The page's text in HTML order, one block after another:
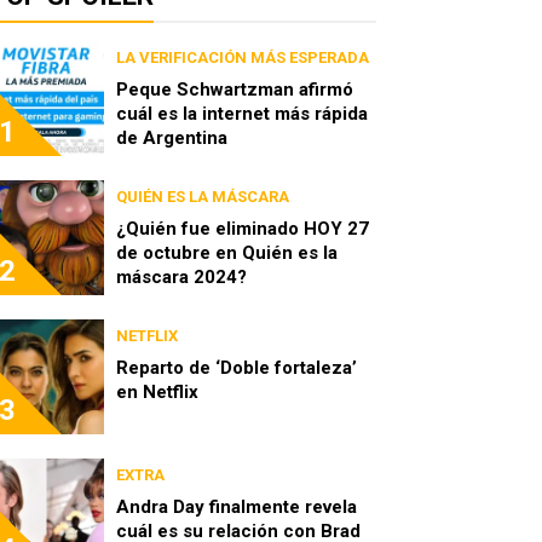
1
LA VERIFICACIÓN MÁS ESPERADA
Peque Schwartzman afirmó
cuál es la internet más rápida
de Argentina
2
QUIÉN ES LA MÁSCARA
¿Quién fue eliminado HOY 27
de octubre en Quién es la
máscara 2024?
3
NETFLIX
Reparto de ‘Doble fortaleza’
en Netflix
EXTRA
Andra Day finalmente revela
cuál es su relación con Brad